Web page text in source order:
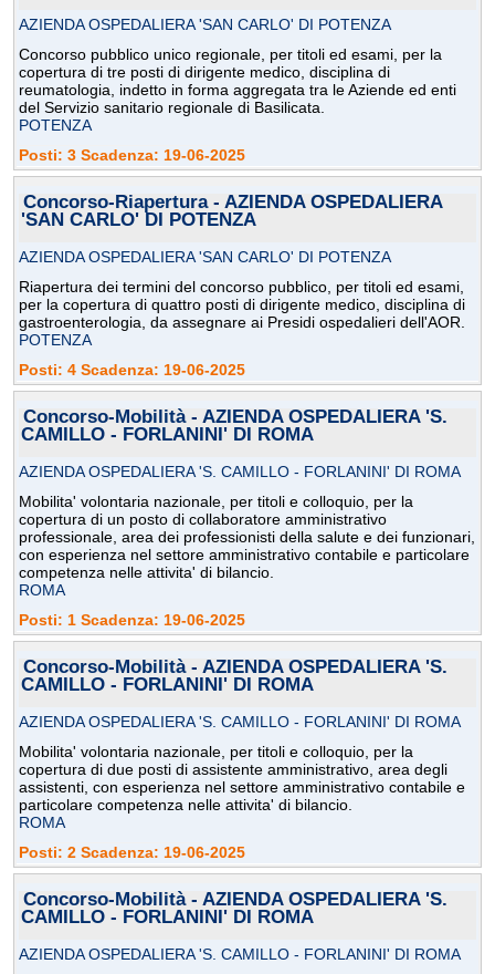
AZIENDA OSPEDALIERA 'SAN CARLO' DI POTENZA
Concorso pubblico unico regionale, per titoli ed esami, per la
copertura di tre posti di dirigente medico, disciplina di
reumatologia, indetto in forma aggregata tra le Aziende ed enti
del Servizio sanitario regionale di Basilicata.
POTENZA
Posti: 3 Scadenza: 19-06-2025
Concorso-Riapertura - AZIENDA OSPEDALIERA
'SAN CARLO' DI POTENZA
AZIENDA OSPEDALIERA 'SAN CARLO' DI POTENZA
Riapertura dei termini del concorso pubblico, per titoli ed esami,
per la copertura di quattro posti di dirigente medico, disciplina di
gastroenterologia, da assegnare ai Presidi ospedalieri dell'AOR.
POTENZA
Posti: 4 Scadenza: 19-06-2025
Concorso-Mobilità - AZIENDA OSPEDALIERA 'S.
CAMILLO - FORLANINI' DI ROMA
AZIENDA OSPEDALIERA 'S. CAMILLO - FORLANINI' DI ROMA
Mobilita' volontaria nazionale, per titoli e colloquio, per la
copertura di un posto di collaboratore amministrativo
professionale, area dei professionisti della salute e dei funzionari,
con esperienza nel settore amministrativo contabile e particolare
competenza nelle attivita' di bilancio.
ROMA
Posti: 1 Scadenza: 19-06-2025
Concorso-Mobilità - AZIENDA OSPEDALIERA 'S.
CAMILLO - FORLANINI' DI ROMA
AZIENDA OSPEDALIERA 'S. CAMILLO - FORLANINI' DI ROMA
Mobilita' volontaria nazionale, per titoli e colloquio, per la
copertura di due posti di assistente amministrativo, area degli
assistenti, con esperienza nel settore amministrativo contabile e
particolare competenza nelle attivita' di bilancio.
ROMA
Posti: 2 Scadenza: 19-06-2025
Concorso-Mobilità - AZIENDA OSPEDALIERA 'S.
CAMILLO - FORLANINI' DI ROMA
AZIENDA OSPEDALIERA 'S. CAMILLO - FORLANINI' DI ROMA